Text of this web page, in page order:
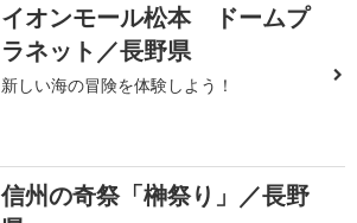
イオンモール松本 ドームプ
ラネット／長野県
新しい海の冒険を体験しよう！
信州の奇祭「榊祭り」／長野